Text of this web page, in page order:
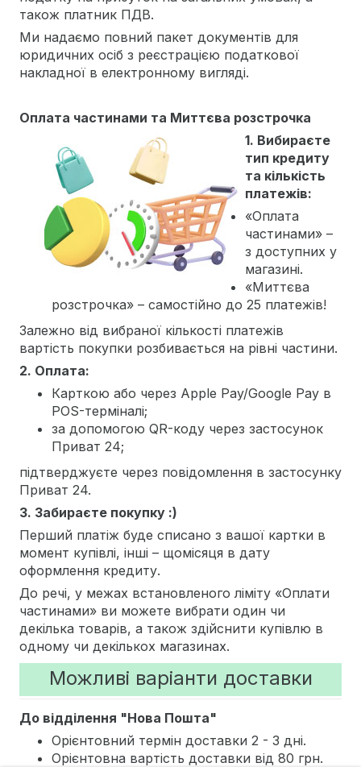
також платник ПДВ.
Ми надаємо повний пакет документів для
юридичних осіб з реєстрацією податкової
накладної в електронному вигляді.
Оплата частинами та Миттєва розстрочка
1. Вибираєте
тип кредиту
та кількість
платежів:
«Оплата
частинами» –
з доступних у
магазині.
«Миттєва
розстрочка» – самостійно до 25 платежів!
Залежно від вибраної кількості платежів
вартість покупки розбивається на рівні частини.
2. Оплата:
Карткою або через Apple Pay/Google Pay в
POS-терміналі;
за допомогою QR-коду через застосунок
Приват 24;
підтверджуєте через повідомлення в застосунку
Приват 24.
3. Забираєте покупку :)
Перший платіж буде списано з вашої картки в
момент купівлі, інші – щомісяця в дату
оформлення кредиту.
До речі, у межах встановленого ліміту «Оплати
частинами» ви можете вибрати один чи
декілька товарів, а також здійснити купівлю в
одному чи декількох магазинах.
Можливі варіанти доставки
До відділення "Нова Пошта"
Орієнтовний термін доставки 2 - 3 дні.
Орієнтовна вартість доставки від 80 грн.